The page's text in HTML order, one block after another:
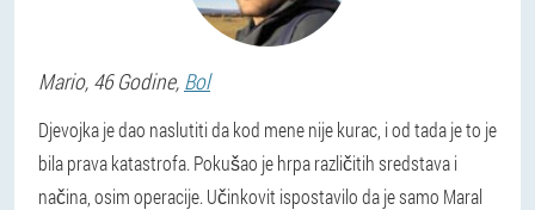
Mario, 46 Godine, Bol
Djevojka je dao naslutiti da kod mene nije kurac, i od tada je to je
bila prava katastrofa. Pokušao je hrpa različitih sredstava i
načina, osim operacije. Učinkovit ispostavilo da je samo Maral